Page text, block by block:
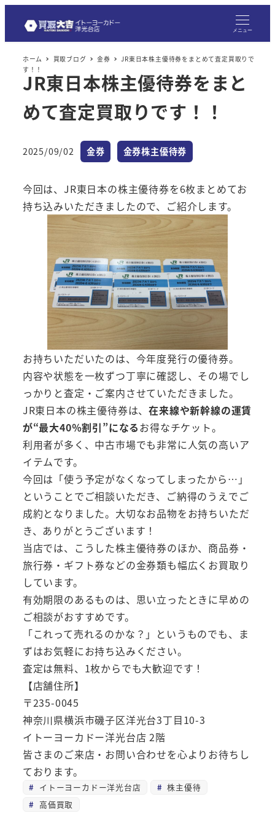
メニュー
ホーム 買取ブログ 金券
JR東日本株主優待券をまとめて査定買取りで
す！！
JR東日本株主優待券をまと
めて査定買取りです！！
投稿日
2025/09/02 カテゴリー
金券 カテゴリー
金券株主優待券
今回は、JR東日本の株主優待券を6枚まとめてお
持ち込みいただきましたので、ご紹介します。
お持ちいただいたのは、今年度発行の優待券。
内容や状態を一枚ずつ丁寧に確認し、その場でし
っかりと査定・ご案内させていただきました。
JR東日本の株主優待券は、在来線や新幹線の運賃
が“最大40％割引”になるお得なチケット。
利用者が多く、中古市場でも非常に人気の高いア
イテムです。
今回は「使う予定がなくなってしまったから…」
ということでご相談いただき、ご納得のうえでご
成約となりました。大切なお品物をお持ちいただ
き、ありがとうございます！
当店では、こうした株主優待券のほか、商品券・
旅行券・ギフト券などの金券類も幅広くお買取り
しています。
有効期限のあるものは、思い立ったときに早めの
ご相談がおすすめです。
「これって売れるのかな？」というものでも、ま
ずはお気軽にお持ち込みください。
査定は無料、1枚からでも大歓迎です！
【店舗住所】
〒235-0045
神奈川県横浜市磯子区洋光台3丁目10-3
イトーヨーカドー洋光台店 2階
皆さまのご来店・お問い合わせを心よりお待ちし
ております。
イトーヨーカドー洋光台店
株主優待
高価買取